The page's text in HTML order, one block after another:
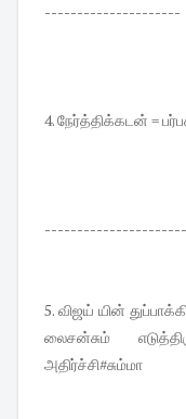
---------------------
4. நேர்த்திக்கடன் =
5. விஜய் யின்
லைசன்சும்
அதிர்ச்சி#சும்மா